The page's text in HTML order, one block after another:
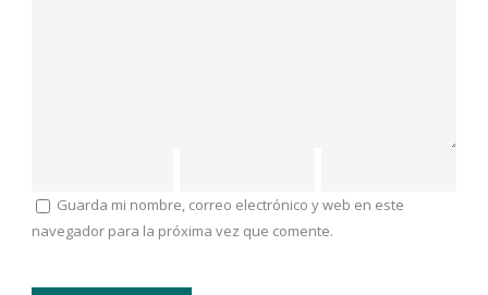
Guarda mi nombre, correo electrónico y web en este
navegador para la próxima vez que comente.